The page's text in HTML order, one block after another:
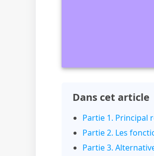
Dans cet article
Partie 1. Principal
Partie 2. Les
Partie 3.